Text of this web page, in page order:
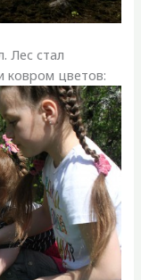
Лес стал
ковром цветов: